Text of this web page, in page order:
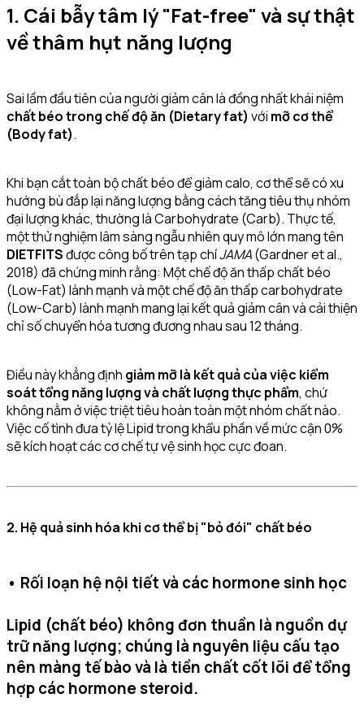
1. Cái bẫy tâm lý "Fat-free" và sự thật
về thâm hụt năng lượng
Sai lầm đầu tiên của người giảm cân là đồng nhất khái niệm
chất béo trong chế độ ăn (Dietary fat) với mỡ cơ thể
(Body fat).
Khi bạn cắt toàn bộ chất béo để giảm calo, cơ thể sẽ có xu
hướng bù đắp lại năng lượng bằng cách tăng tiêu thụ nhóm
đại lượng khác, thường là Carbohydrate (Carb). Thực tế,
một thử nghiệm lâm sàng ngẫu nhiên quy mô lớn mang tên
DIETFITSđược công bố trên tạp chíJAMA(Gardner et al.,
2018) đã chứng minh rằng: Một chế độ ăn thấp chất béo
(Low-Fat) lành mạnh và một chế độ ăn thấp carbohydrate
(Low-Carb) lành mạnh mang lại kết quả giảm cân và cải thiện
chỉ số chuyển hóa tương đương nhau sau 12 tháng.
Điều này khẳng định giảm mỡ là kết quả của việc kiểm
soát tổng năng lượng và chất lượng thực phẩm, chứ
không nằm ở việc triệt tiêu hoàn toàn một nhóm chất nào.
Việc cố tình đưa tỷ lệ Lipid trong khẩu phần về mức cận 0%
sẽ kích hoạt các cơ chế tự vệ sinh học cực đoan.
2. Hệ quả sinh hóa khi cơ thể bị "bỏ đói" chất béo
• Rối loạn hệ nội tiết và các hormone sinh học
Lipid (chất béo) không đơn thuần là nguồn dự
trữ năng lượng; chúng là nguyên liệu cấu tạo
nên màng tế bào và là tiền chất cốt lõi để tổng
hợp các hormone steroid.